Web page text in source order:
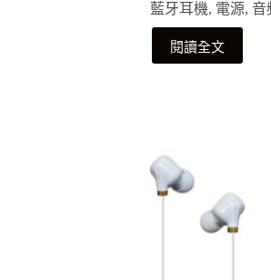
藍牙耳機, 電源, 音
閱讀全文